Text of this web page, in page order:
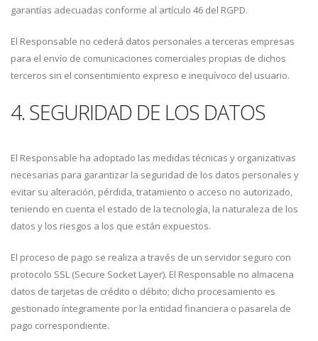
garantías adecuadas conforme al artículo 46 del RGPD.
El Responsable no cederá datos personales a terceras empresas
para el envío de comunicaciones comerciales propias de dichos
terceros sin el consentimiento expreso e inequívoco del usuario.
4. SEGURIDAD DE LOS DATOS
El Responsable ha adoptado las medidas técnicas y organizativas
necesarias para garantizar la seguridad de los datos personales y
evitar su alteración, pérdida, tratamiento o acceso no autorizado,
teniendo en cuenta el estado de la tecnología, la naturaleza de los
datos y los riesgos a los que están expuestos.
El proceso de pago se realiza a través de un servidor seguro con
protocolo SSL (Secure Socket Layer). El Responsable no almacena
datos de tarjetas de crédito o débito; dicho procesamiento es
gestionado íntegramente por la entidad financiera o pasarela de
pago correspondiente.